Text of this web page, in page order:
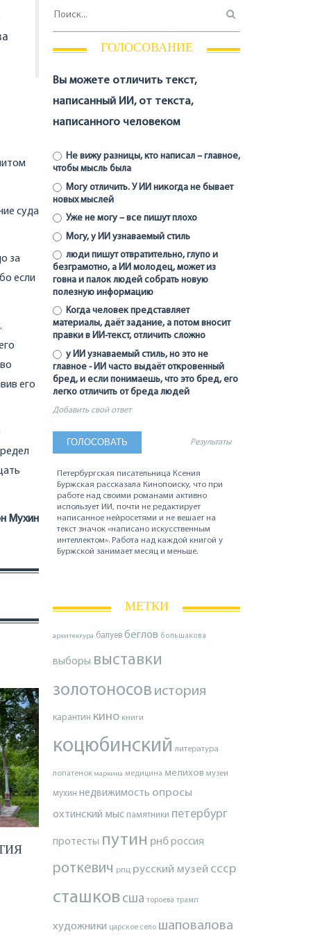
суда
за
если
его
Мухин
ГОЛОСОВАНИЕ
Вы можете отличить текст,
написанный ИИ, от текста,
написанного человеком
Не вижу разницы, кто написал – главное,
чтобы мысль была
Могу отличить. У ИИ никогда не бывает
новых мыслей
Уже не могу – все пишут плохо
Могу, у ИИ узнаваемый стиль
люди пишут отвратительно, глупо и
безграмотно, а ИИ молодец, может из
говна и палок людей собрать новую
полезную информацию
Когда человек представляет
материалы, даёт задание, а потом вносит
правки в ИИ-текст, отличить сложно
у ИИ узнаваемый стиль, но это не
главное - ИИ часто выдаёт откровенный
бред, и если понимаешь, что это бред, его
легко отличить от бреда людей
Добавить свой ответ
Результаты
Петербургская писательница Ксения
Буржская рассказала Кинопоиску, что при
работе над своими романами активно
использует ИИ, почти не редактирует
написанное нейросетями и не вешает на
текст значок «написано искусственным
интеллектом». Работа над каждой книгой у
Буржской занимает месяц и меньше.
МЕТКИ
архитектура балуев беглов большакова
выборы выставки
золотоносов история
карантин кино книги
коцюбинский литература
лопатенок маркина медицина мелихов музеи
мухин недвижимость опросы
охтинский мыс памятники петербург
протесты путин рнброссия
роткевич рпц русский музей ссср
сташков сша тороева трамп
художники царское село шаповалова